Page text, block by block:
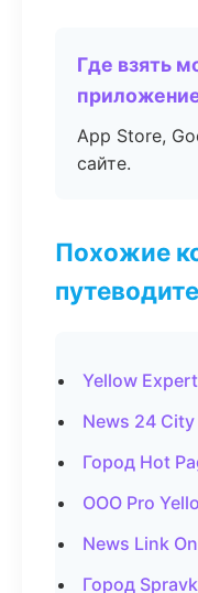
Где взять
App Store,
сайте.
Похожие
Yellow
News 24
Город Hot
ООО Pro
News Link
Город